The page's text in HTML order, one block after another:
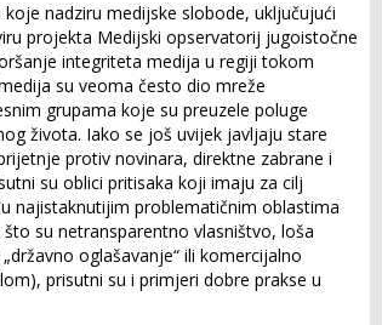
nadziru medijske slobode, uključujući
projekta Medijski opservatorij jugoistočne
integriteta medija u regiji tokom
su veoma često dio mreže
grupama koje su preuzele poluge
života. Iako se još uvijek javljaju stare
protiv novinara, direktne zabrane i
su oblici pritisaka koji imaju za cilj
najistaknutijim problematičnim oblastima
su netransparentno vlasništvo, loša
oglašavanje“ ili komercijalno
prisutni su i primjeri dobre prakse u